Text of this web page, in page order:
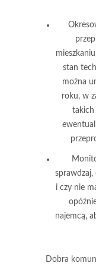
stan
można
roku, w
takich
sprawdzaj,
i czy nie
najemcą,
Dobra